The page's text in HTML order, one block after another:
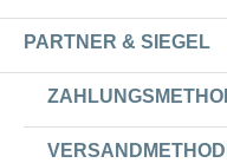
PARTNER & SIEGEL